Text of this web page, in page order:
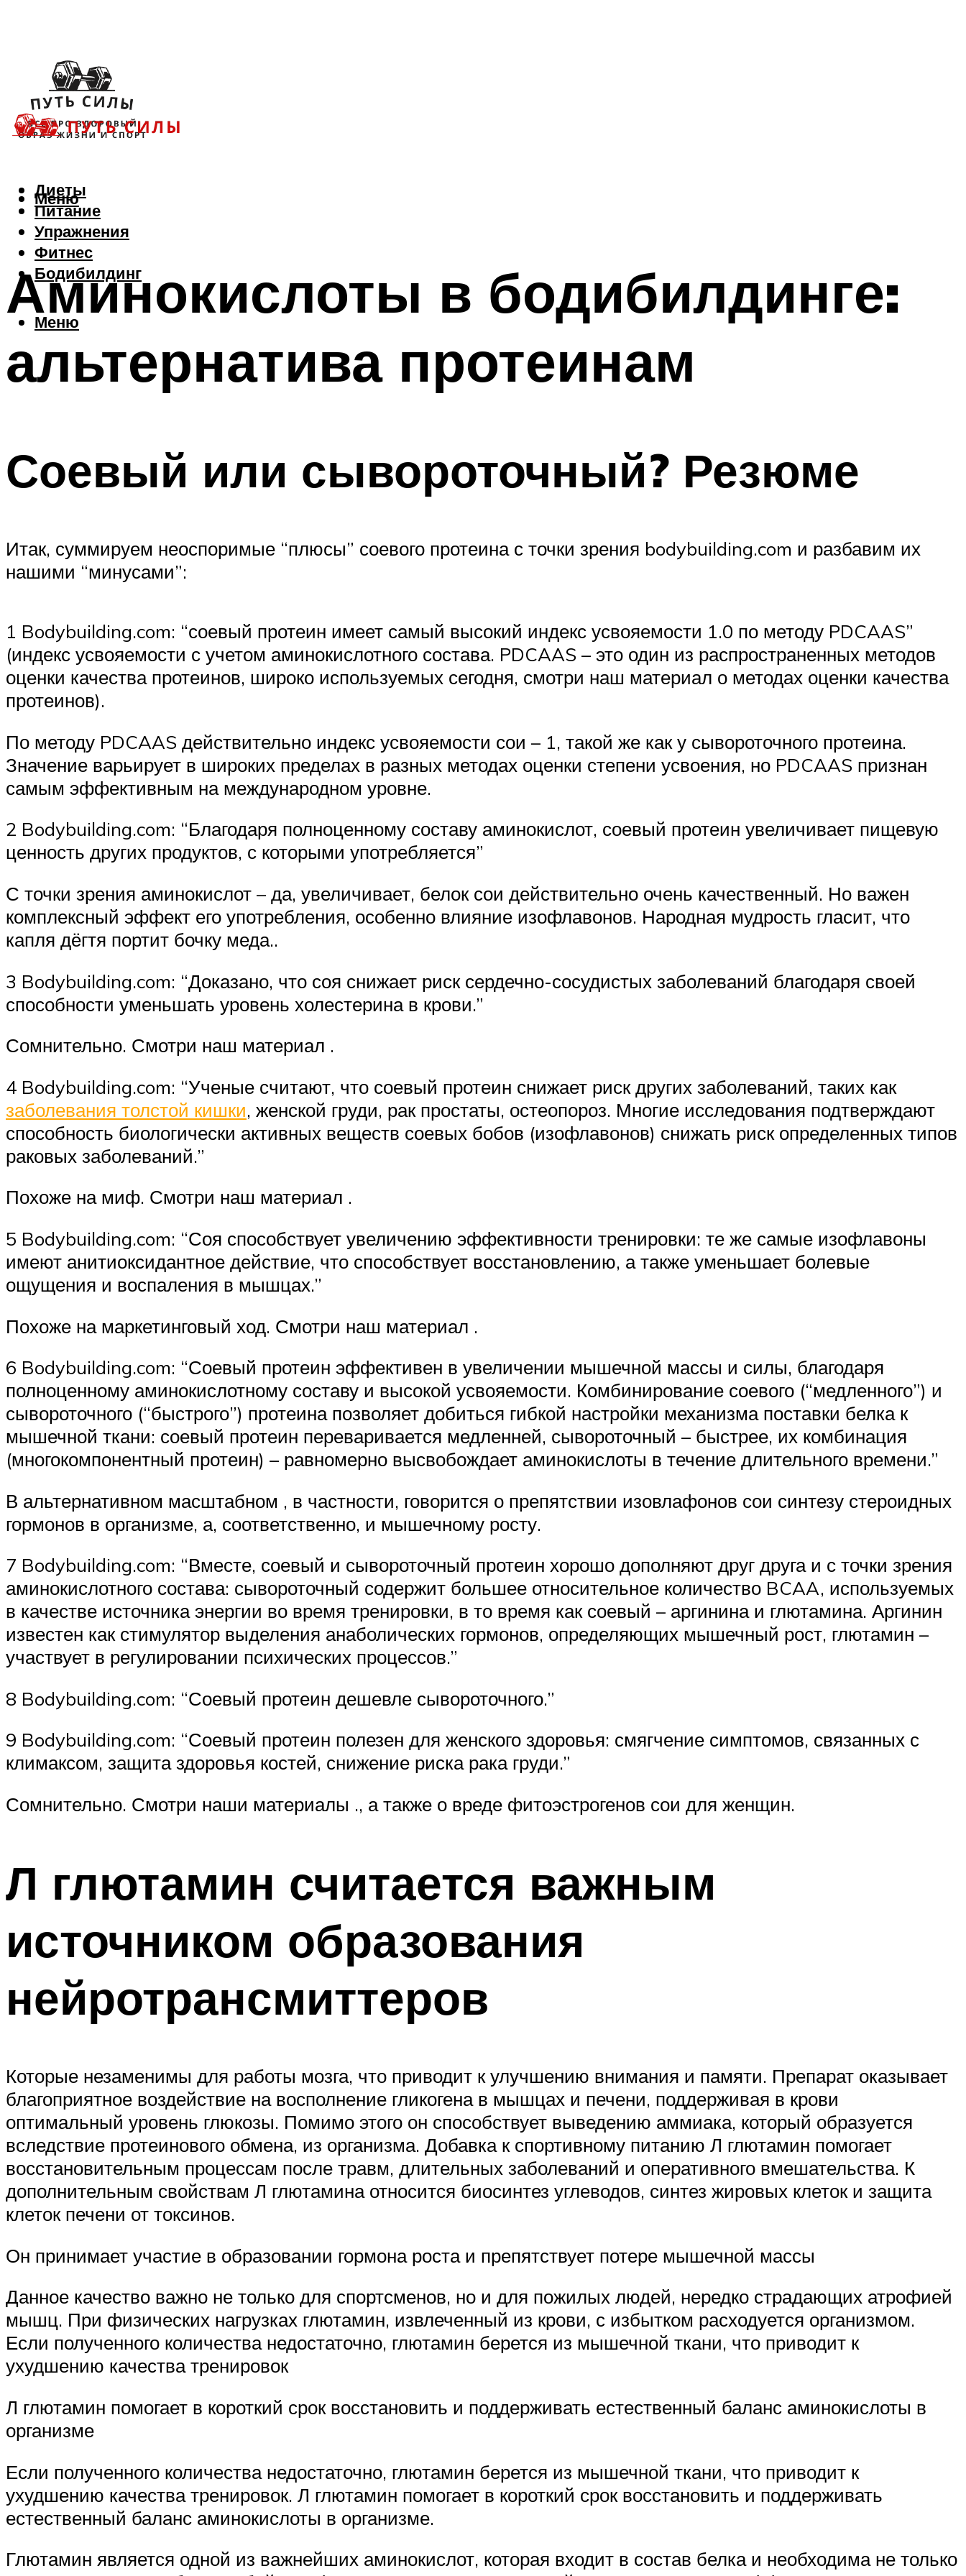
Диеты
Питание
Упражнения
Фитнес
Бодибилдинг
Меню
Меню
Аминокислоты в бодибилдинге:
альтернатива протеинам
Соевый или сывороточный? Резюме
Итак, суммируем неоспоримые “плюсы” соевого протеина с точки зрения bodybuilding.com и разбавим их
нашими “минусами”:
1 Bodybuilding.com: “соевый протеин имеет самый высокий индекс усвояемости 1.0 по методу PDCAAS”
(индекс усвояемости с учетом аминокислотного состава. PDCAAS – это один из распространенных методов
оценки качества протеинов, широко используемых сегодня, смотри наш материал о методах оценки качества
протеинов).
По методу PDCAAS действительно индекс усвояемости сои – 1, такой же как у сывороточного протеина.
Значение варьирует в широких пределах в разных методах оценки степени усвоения, но PDCAAS признан
самым эффективным на международном уровне.
2 Bodybuilding.com: “Благодаря полноценному составу аминокислот, соевый протеин увеличивает пищевую
ценность других продуктов, с которыми употребляется”
С точки зрения аминокислот – да, увеличивает, белок сои действительно очень качественный. Но важен
комплексный эффект его употребления, особенно влияние изофлавонов. Народная мудрость гласит, что
капля дёгтя портит бочку меда..
3 Bodybuilding.com: “Доказано, что соя снижает риск сердечно-сосудистых заболеваний благодаря своей
способности уменьшать уровень холестерина в крови.”
Сомнительно. Смотри наш материал .
4 Bodybuilding.com: “Ученые считают, что соевый протеин снижает риск других заболеваний, таких как
заболевания толстой кишки, женской груди, рак простаты, остеопороз. Многие исследования подтверждают
способность биологически активных веществ соевых бобов (изофлавонов) снижать риск определенных типов
раковых заболеваний.”
Похоже на миф. Смотри наш материал .
5 Bodybuilding.com: “Соя способствует увеличению эффективности тренировки: те же самые изофлавоны
имеют анитиоксидантное действие, что способствует восстановлению, а также уменьшает болевые
ощущения и воспаления в мышцах.”
Похоже на маркетинговый ход. Смотри наш материал .
6 Bodybuilding.com: “Соевый протеин эффективен в увеличении мышечной массы и силы, благодаря
полноценному аминокислотному составу и высокой усвояемости. Комбинирование соевого (“медленного”) и
сывороточного (“быстрого”) протеина позволяет добиться гибкой настройки механизма поставки белка к
мышечной ткани: соевый протеин переваривается медленней, сывороточный – быстрее, их комбинация
(многокомпонентный протеин) – равномерно высвобождает аминокислоты в течение длительного времени.”
В альтернативном масштабном , в частности, говорится о препятствии изовлафонов сои синтезу стероидных
гормонов в организме, а, соответственно, и мышечному росту.
7 Bodybuilding.com: “Вместе, соевый и сывороточный протеин хорошо дополняют друг друга и с точки зрения
аминокислотного состава: сывороточный содержит большее относительное количество BCAA, используемых
в качестве источника энергии во время тренировки, в то время как соевый – аргинина и глютамина. Аргинин
известен как стимулятор выделения анаболических гормонов, определяющих мышечный рост, глютамин –
участвует в регулировании психических процессов.”
8 Bodybuilding.com: “Соевый протеин дешевле сывороточного.”
9 Bodybuilding.com: “Соевый протеин полезен для женского здоровья: смягчение симптомов, связанных с
климаксом, защита здоровья костей, снижение риска рака груди.”
Сомнительно. Смотри наши материалы ., а также о вреде фитоэстрогенов сои для женщин.
Л глютамин считается важным
источником образования
нейротрансмиттеров
Которые незаменимы для работы мозга, что приводит к улучшению внимания и памяти. Препарат оказывает
благоприятное воздействие на восполнение гликогена в мышцах и печени, поддерживая в крови
оптимальный уровень глюкозы. Помимо этого он способствует выведению аммиака, который образуется
вследствие протеинового обмена, из организма. Добавка к спортивному питанию Л глютамин помогает
восстановительным процессам после травм, длительных заболеваний и оперативного вмешательства. К
дополнительным свойствам Л глютамина относится биосинтез углеводов, синтез жировых клеток и защита
клеток печени от токсинов.
Он принимает участие в образовании гормона роста и препятствует потере мышечной массы
Данное качество важно не только для спортсменов, но и для пожилых людей, нередко страдающих атрофией
мышц. При физических нагрузках глютамин, извлеченный из крови, с избытком расходуется организмом.
Если полученного количества недостаточно, глютамин берется из мышечной ткани, что приводит к
ухудшению качества тренировок
Л глютамин помогает в короткий срок восстановить и поддерживать естественный баланс аминокислоты в
организме
Если полученного количества недостаточно, глютамин берется из мышечной ткани, что приводит к
ухудшению качества тренировок. Л глютамин помогает в короткий срок восстановить и поддерживать
естественный баланс аминокислоты в организме.
Глютамин является одной из важнейших аминокислот, которая входит в состав белка и необходима не только